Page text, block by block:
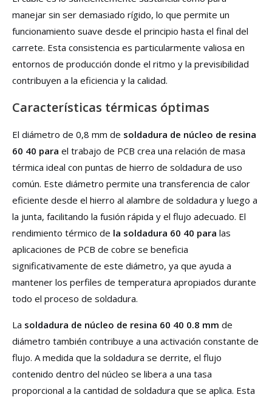
manejar sin ser demasiado rígido, lo que permite un
funcionamiento suave desde el principio hasta el final del
carrete. Esta consistencia es particularmente valiosa en
entornos de producción donde el ritmo y la previsibilidad
contribuyen a la eficiencia y la calidad.
Características térmicas óptimas
El diámetro de 0,8 mm de soldadura de núcleo de resina
60 40 para el trabajo de PCB crea una relación de masa
térmica ideal con puntas de hierro de soldadura de uso
común. Este diámetro permite una transferencia de calor
eficiente desde el hierro al alambre de soldadura y luego a
la junta, facilitando la fusión rápida y el flujo adecuado. El
rendimiento térmico de la soldadura 60 40 para las
aplicaciones de PCB de cobre se beneficia
significativamente de este diámetro, ya que ayuda a
mantener los perfiles de temperatura apropiados durante
todo el proceso de soldadura.
La soldadura de núcleo de resina 60 40 0.8 mm de
diámetro también contribuye a una activación constante de
flujo. A medida que la soldadura se derrite, el flujo
contenido dentro del núcleo se libera a una tasa
proporcional a la cantidad de soldadura que se aplica. Esta